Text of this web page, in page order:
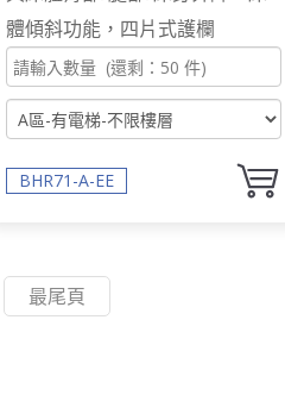
體傾斜功能，四片式護欄
BHR71-A-EE
最尾頁